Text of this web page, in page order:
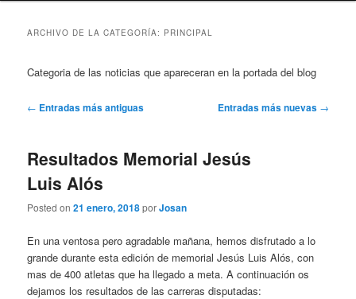
ARCHIVO DE LA CATEGORÍA: PRINCIPAL
Categoria de las noticias que apareceran en la portada del blog
Navegación
← Entradas más antiguas Entradas más nuevas →
Resultados Memorial Jesús
Luis Alós
Posted on21 enero, 2018porJosan
En una ventosa pero agradable mañana, hemos disfrutado a lo
grande durante esta edición de memorial Jesús Luis Alós, con
mas de 400 atletas que ha llegado a meta. A continuación os
dejamos los resultados de las carreras disputadas: